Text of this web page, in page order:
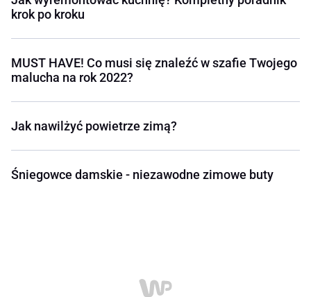
krok po kroku
MUST HAVE! Co musi się znaleźć w szafie Twojego
malucha na rok 2022?
Jak nawilżyć powietrze zimą?
Śniegowce damskie - niezawodne zimowe buty